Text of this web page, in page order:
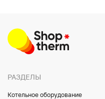
РАЗДЕЛЫ
Котельное оборудование